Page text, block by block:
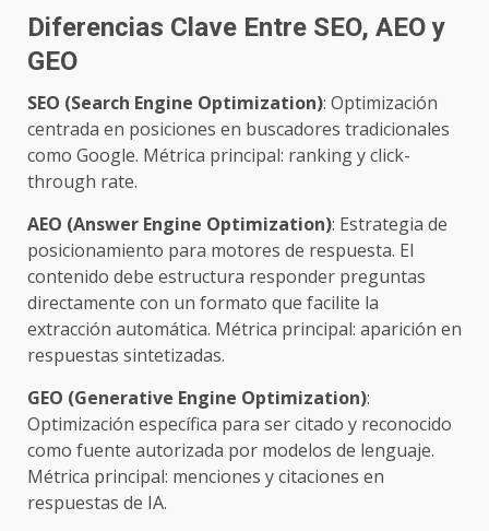
Diferencias Clave Entre SEO, AEO y
GEO
SEO (Search Engine Optimization): Optimización
centrada en posiciones en buscadores tradicionales
como Google. Métrica principal: ranking y click-
through rate.
AEO (Answer Engine Optimization): Estrategia de
posicionamiento para motores de respuesta. El
contenido debe estructura responder preguntas
directamente con un formato que facilite la
extracción automática. Métrica principal: aparición en
respuestas sintetizadas.
GEO (Generative Engine Optimization):
Optimización específica para ser citado y reconocido
como fuente autorizada por modelos de lenguaje.
Métrica principal: menciones y citaciones en
respuestas de IA.